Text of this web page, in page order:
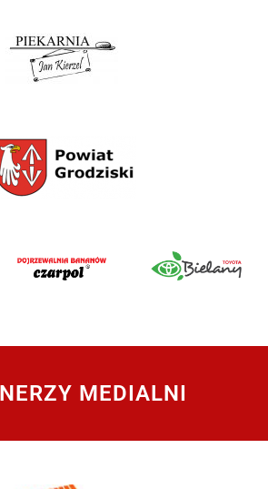
MEDIALNI